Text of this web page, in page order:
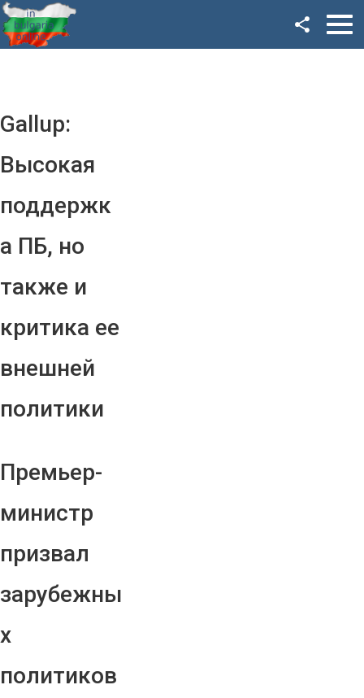
Gallup:
Высокая
поддержк
а ПБ, но
также и
критика ее
внешней
политики
Премьер-
министр
призвал
зарубежны
х
политиков